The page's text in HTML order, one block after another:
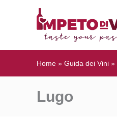
Home » Guida dei Vini »
Lugo